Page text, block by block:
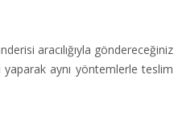
aracılığıyla göndereceğiniz
yaparak aynı yöntemlerle teslim